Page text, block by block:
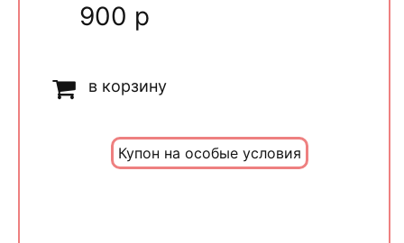
900 р
в корзину
Купон на особые условия